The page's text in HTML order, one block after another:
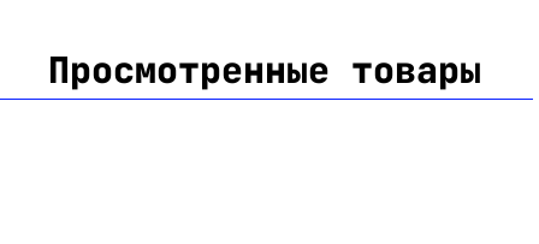
Просмотренные товары